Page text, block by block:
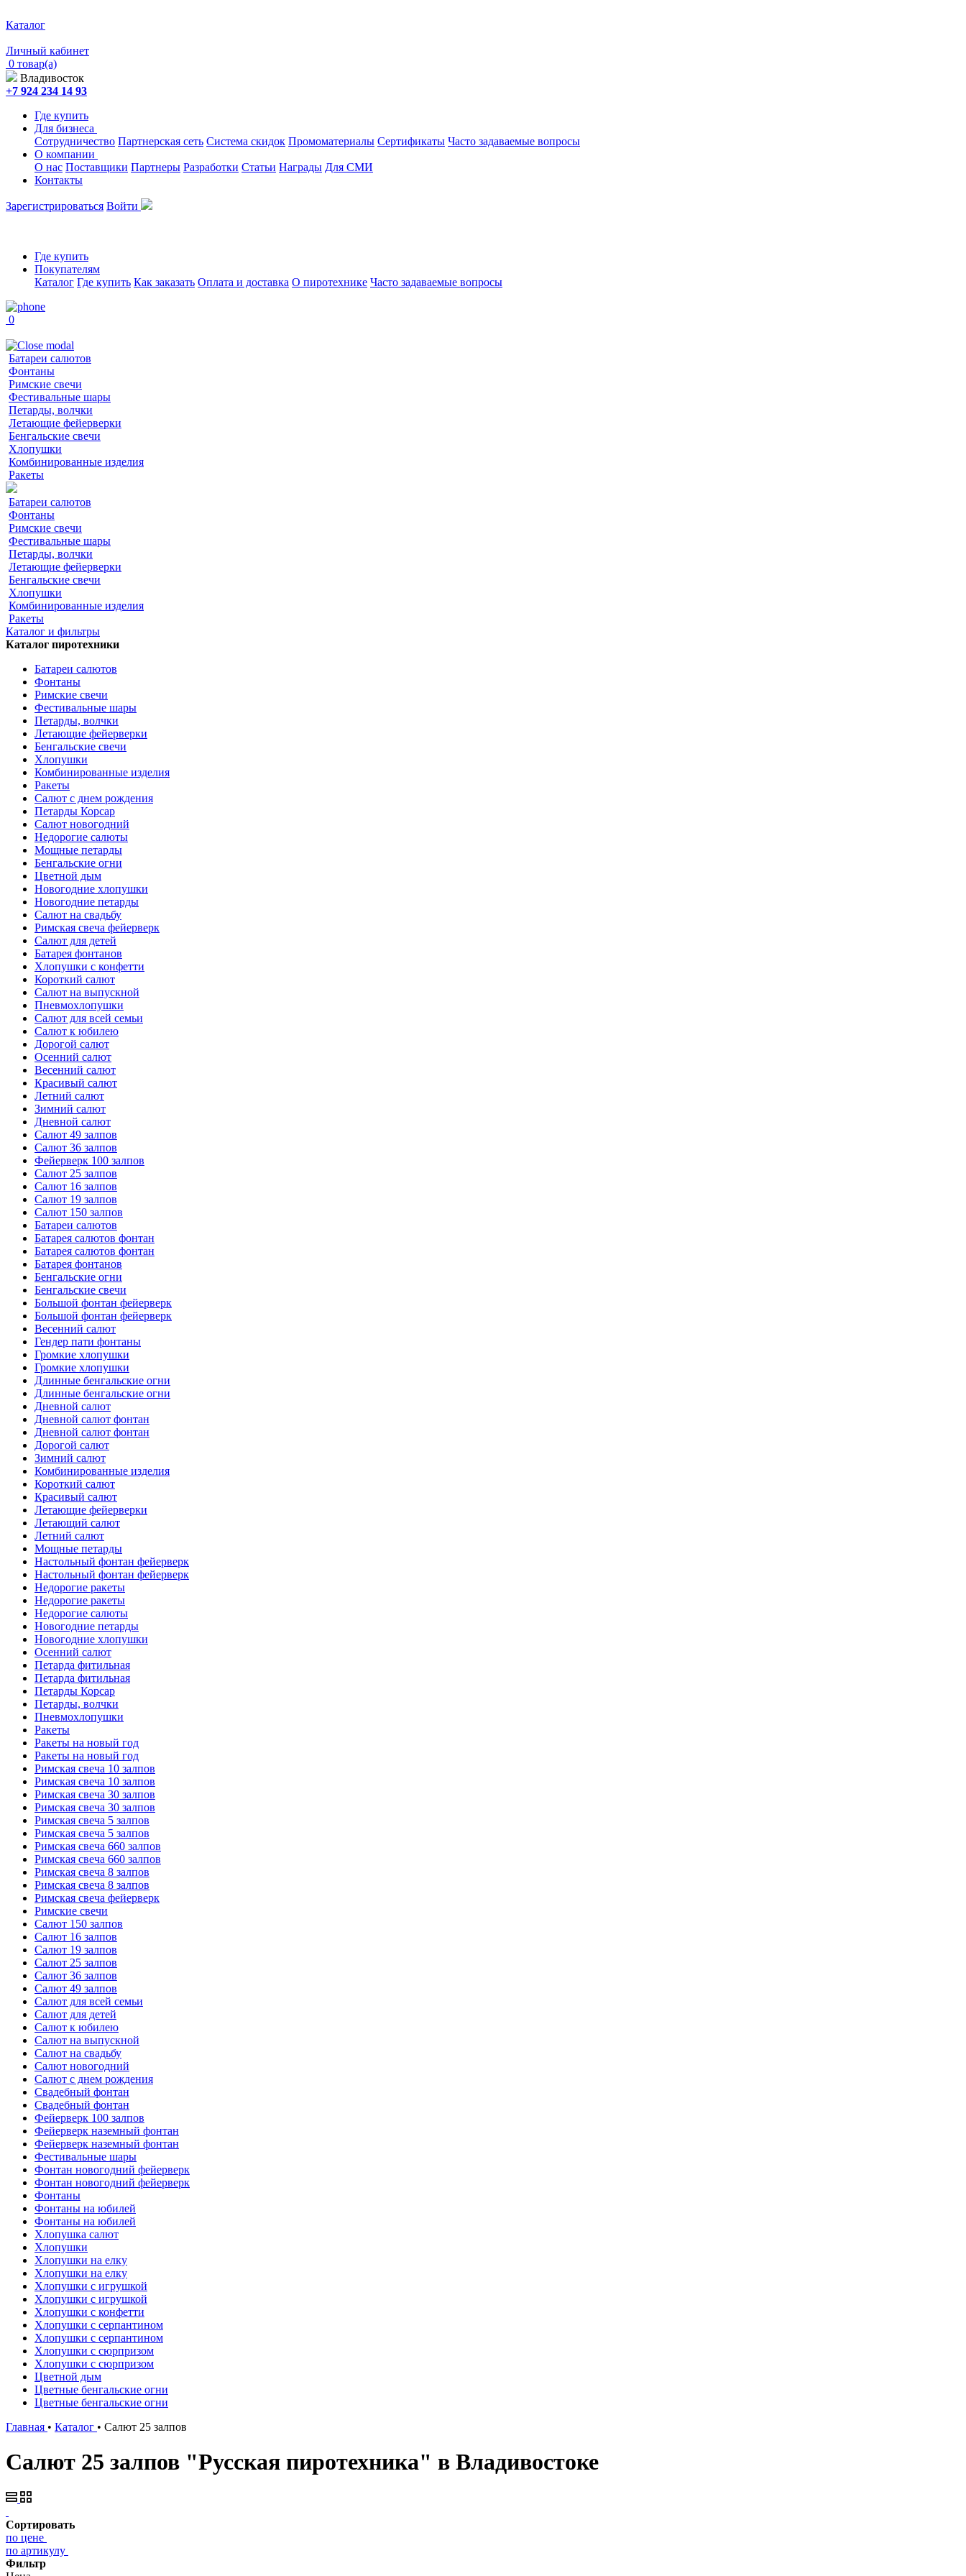
Каталог
Личный кабинет
0 товар(а)
Владивосток
+7 924 234 14 93
Где купить
Для бизнеса
Сотрудничество Партнерская сеть Система скидок Промоматериалы Сертификаты Часто задаваемые вопросы
О компании
О нас Поставщики Партнеры Разработки Статьи Награды Для СМИ
Контакты
Зарегистрироваться Войти
Где купить
Покупателям
Каталог Где купить Как заказать Оплата и доставка О пиротехнике Часто задаваемые вопросы
0
Батареи салютов
Фонтаны
Римские свечи
Фестивальные шары
Петарды, волчки
Летающие фейерверки
Бенгальские свечи
Хлопушки
Комбинированные изделия
Ракеты
Батареи салютов
Фонтаны
Римские свечи
Фестивальные шары
Петарды, волчки
Летающие фейерверки
Бенгальские свечи
Хлопушки
Комбинированные изделия
Ракеты
Каталог и фильтры
Каталог пиротехники
Батареи салютов
Фонтаны
Римские свечи
Фестивальные шары
Петарды, волчки
Летающие фейерверки
Бенгальские свечи
Хлопушки
Комбинированные изделия
Ракеты
Салют с днем рождения
Петарды Корсар
Салют новогодний
Недорогие салюты
Мощные петарды
Бенгальские огни
Цветной дым
Новогодние хлопушки
Новогодние петарды
Салют на свадьбу
Римская свеча фейерверк
Салют для детей
Батарея фонтанов
Хлопушки с конфетти
Короткий салют
Салют на выпускной
Пневмохлопушки
Салют для всей семьи
Салют к юбилею
Дорогой салют
Осенний салют
Весенний салют
Красивый салют
Летний салют
Зимний салют
Дневной салют
Салют 49 залпов
Салют 36 залпов
Фейерверк 100 залпов
Салют 25 залпов
Салют 16 залпов
Салют 19 залпов
Салют 150 залпов
Батареи салютов
Батарея салютов фонтан
Батарея салютов фонтан
Батарея фонтанов
Бенгальские огни
Бенгальские свечи
Большой фонтан фейерверк
Большой фонтан фейерверк
Весенний салют
Гендер пати фонтаны
Громкие хлопушки
Громкие хлопушки
Длинные бенгальские огни
Длинные бенгальские огни
Дневной салют
Дневной салют фонтан
Дневной салют фонтан
Дорогой салют
Зимний салют
Комбинированные изделия
Короткий салют
Красивый салют
Летающие фейерверки
Летающий салют
Летний салют
Мощные петарды
Настольный фонтан фейерверк
Настольный фонтан фейерверк
Недорогие ракеты
Недорогие ракеты
Недорогие салюты
Новогодние петарды
Новогодние хлопушки
Осенний салют
Петарда фитильная
Петарда фитильная
Петарды Корсар
Петарды, волчки
Пневмохлопушки
Ракеты
Ракеты на новый год
Ракеты на новый год
Римская свеча 10 залпов
Римская свеча 10 залпов
Римская свеча 30 залпов
Римская свеча 30 залпов
Римская свеча 5 залпов
Римская свеча 5 залпов
Римская свеча 660 залпов
Римская свеча 660 залпов
Римская свеча 8 залпов
Римская свеча 8 залпов
Римская свеча фейерверк
Римские свечи
Салют 150 залпов
Салют 16 залпов
Салют 19 залпов
Салют 25 залпов
Салют 36 залпов
Салют 49 залпов
Салют для всей семьи
Салют для детей
Салют к юбилею
Салют на выпускной
Салют на свадьбу
Салют новогодний
Салют с днем рождения
Свадебный фонтан
Свадебный фонтан
Фейерверк 100 залпов
Фейерверк наземный фонтан
Фейерверк наземный фонтан
Фестивальные шары
Фонтан новогодний фейерверк
Фонтан новогодний фейерверк
Фонтаны
Фонтаны на юбилей
Фонтаны на юбилей
Хлопушка салют
Хлопушки
Хлопушки на елку
Хлопушки на елку
Хлопушки с игрушкой
Хлопушки с игрушкой
Хлопушки с конфетти
Хлопушки с серпантином
Хлопушки с серпантином
Хлопушки с сюрпризом
Хлопушки с сюрпризом
Цветной дым
Цветные бенгальские огни
Цветные бенгальские огни
Главная • Каталог • Салют 25 залпов
Салют 25 залпов "Русская пиротехника" в Владивостоке
Сортировать
по цене
по артикулу
Фильтр